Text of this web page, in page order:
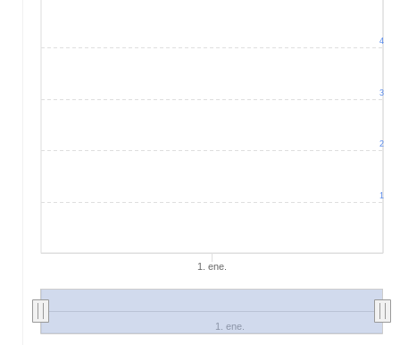
1. ene.
1. ene.
1
2
3
4